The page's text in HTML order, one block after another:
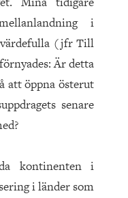
i
(jfr Till
Är detta
att öppna österut
senare
kontinenten i
i länder som